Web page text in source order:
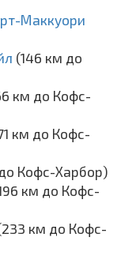
Маккуори
(146 км до
км до Кофс-
км до Кофс-
Кофс-Харбор)
км до Кофс-
км до Кофс-